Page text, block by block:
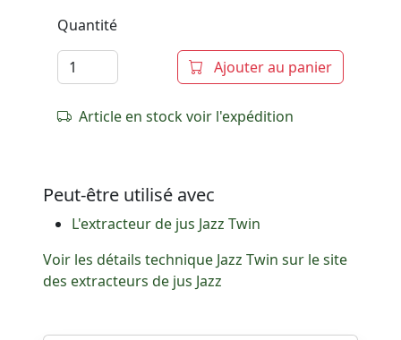
Quantité
Ajouter au panier
Article en stock voir l'expédition
Peut-être utilisé avec
L'extracteur de jus Jazz Twin
Voir les détails technique Jazz Twin sur le site
des extracteurs de jus Jazz